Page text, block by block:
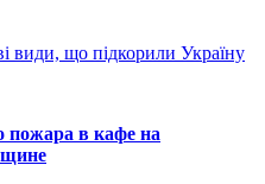
види, що підкорили Україну
пожара в кафе на